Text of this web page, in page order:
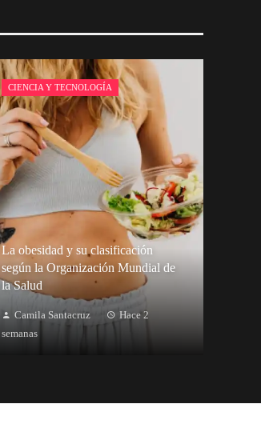
CIENCIA Y TECNOLOGÍA
La obesidad y su clasificación
según la Organización Mundial de
la Salud
Camila Santacruz
Hace 2
semanas